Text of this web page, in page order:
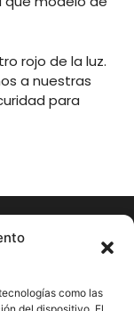
como las
rojo de la luz.
a nuestras
para
realizado por